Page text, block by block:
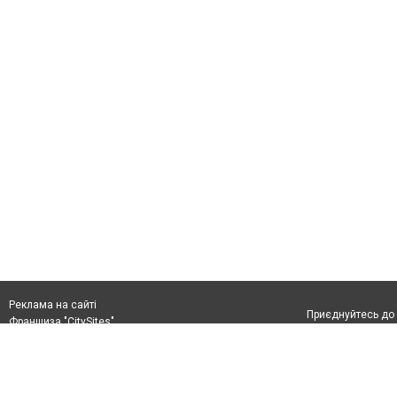
Реклама на сайті
Франшиза "CitySites"
Приєднуйтесь до